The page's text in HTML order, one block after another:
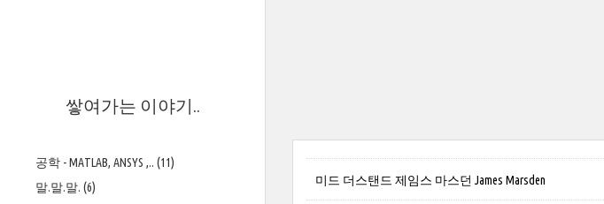
쌓여가는 이야기..
공학 - MATLAB, ANSYS ,.. (11)
말.말.말. (6)
미드 더스탠드 제임스 마스던 James Marsden